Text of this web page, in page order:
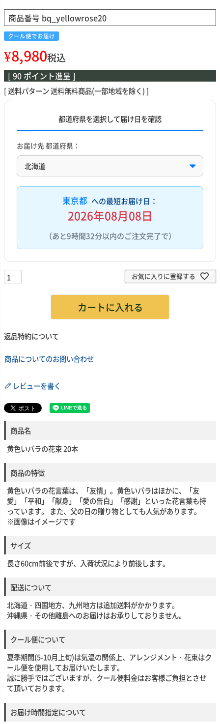
商品番号 bq_yellowrose20
クール便でお届け
¥8,980税込
[ 90 ポイント進呈 ]
送料パターン送料無料商品(一部地域を除く)
都道府県を選択して届け日を確認
お届け先 都道府県：
東京都 への最短お届け日：
2026年08月08日
（あと9時間32分以内のご注文完了で）
お気に入りに登録する
カートに入れる
返品特約について
商品についてのお問い合わせ
レビューを書く
商品名
黄色いバラの花束 20本
商品の特徴
黄色いバラの花言葉は、「友情」。黄色いバラはほかに、「友
愛」「平和」「献身」「愛の告白」「感謝」といった花言葉も持
っています。 また、父の日の贈り物としても人気があります。
※画像はイメージです
サイズ
長さ60cm前後ですが、入荷状況により前後します。
配送について
北海道・四国地方、九州地方は追加送料がかかります。
沖縄県・その他離島へのお届けはお承りしておりません。
クール便について
夏季期間(5-10月上旬)は気温の関係上、アレンジメント・花束はク
ール便を使用してお届けいたします。
誠に勝手ではございますが、クール便料金はお客様ご負担とさせ
て頂いております。
お届け時間指定について